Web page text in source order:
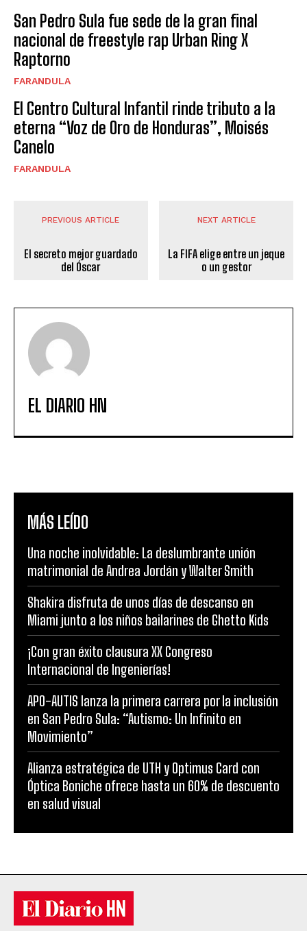
San Pedro Sula fue sede de la gran final
nacional de freestyle rap Urban Ring X
Raptorno
FARANDULA
El Centro Cultural Infantil rinde tributo a la
eterna “Voz de Oro de Honduras”, Moisés
Canelo
FARANDULA
PREVIOUS ARTICLE
El secreto mejor guardado
del Óscar
NEXT ARTICLE
La FIFA elige entre un jeque
o un gestor
EL DIARIO HN
MÁS LEÍDO
Una noche inolvidable: La deslumbrante unión
matrimonial de Andrea Jordán y Walter Smith
Shakira disfruta de unos días de descanso en
Miami junto a los niños bailarines de Ghetto Kids
¡Con gran éxito clausura XX Congreso
Internacional de Ingenierías!
APO-AUTIS lanza la primera carrera por la inclusión
en San Pedro Sula: “Autismo: Un Infinito en
Movimiento”
Alianza estratégica de UTH y Optimus Card con
Óptica Boniche ofrece hasta un 60% de descuento
en salud visual